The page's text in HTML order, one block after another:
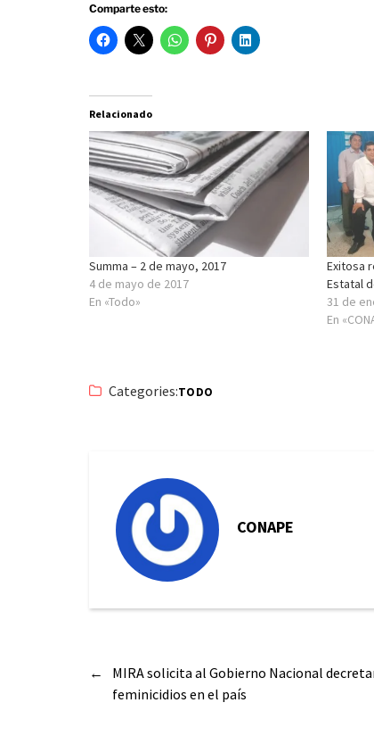
Comparte esto:
Relacionado
Summa – 2 de mayo, 2017
4 de mayo de 2017
En «Todo»
Exitosa
Estatal
31 de
En
Categories:TODO
CONAPE
←
MIRA solicita al Gobierno Nacional
feminicidios en el país